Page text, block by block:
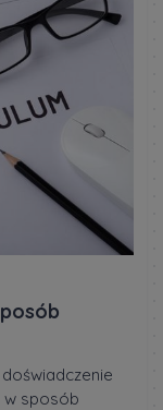
w sposób